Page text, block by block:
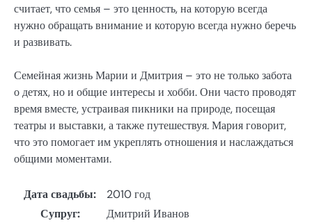
считает, что семья – это ценность, на которую всегда
нужно обращать внимание и которую всегда нужно беречь
и развивать.
Семейная жизнь Марии и Дмитрия – это не только забота
о детях, но и общие интересы и хобби. Они часто проводят
время вместе, устраивая пикники на природе, посещая
театры и выставки, а также путешествуя. Мария говорит,
что это помогает им укреплять отношения и наслаждаться
общими моментами.
Дата свадьбы:
2010 год
Супруг:
Дмитрий Иванов